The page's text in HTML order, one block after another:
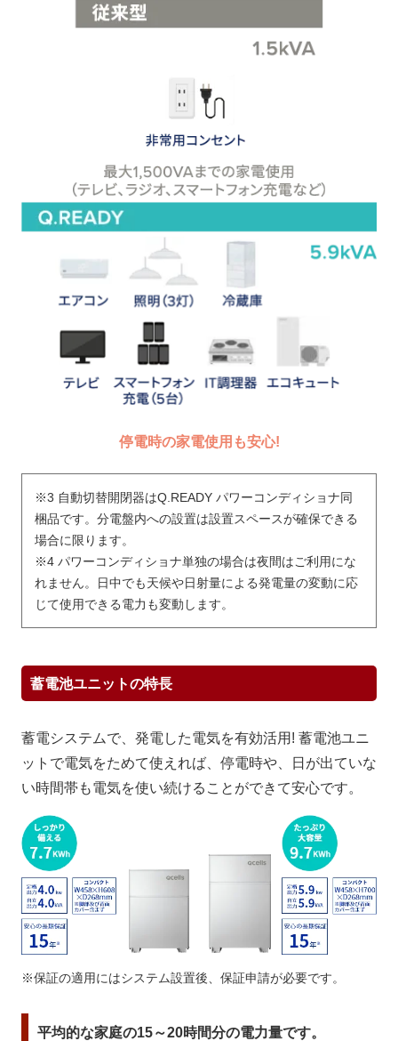
停電時の家電使用も安心!
※3 自動切替開閉器はQ.READY パワーコンディショナ同
梱品です。分電盤内への設置は設置スペースが確保できる
場合に限ります。
※4 パワーコンディショナ単独の場合は夜間はご利用にな
れません。日中でも天候や日射量による発電量の変動に応
じて使用できる電力も変動します。
蓄電池ユニットの特長
蓄電システムで、発電した電気を有効活用! 蓄電池ユニ
ットで電気をためて使えれば、停電時や、日が出ていな
い時間帯も電気を使い続けることができて安心です。
※保証の適⽤にはシステム設置後、保証申請が必要です。
平均的な家庭の15～20時間分の電力量です。